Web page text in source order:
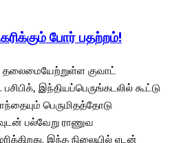
போர் பதற்றம்!
தலைமையேற்றுள்ள குவாட்
இந்தியப்பெருங்கடலில் கூட்டு
பெருமிதத்தோடு
பல்வேறு ராணுவ
இந்த நிலையில் ஏடன்